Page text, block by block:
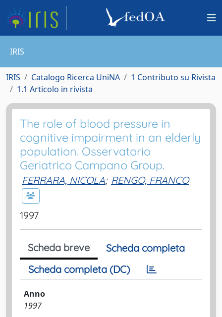
IRIS
IRIS Catalogo Ricerca UniNA
1 Contributo su Rivista
1.1 Articolo in rivista
The role of blood pressure in
cognitive impairment in an elderly
population. Osservatorio
Geriatrico Campano Group.
FERRARA, NICOLA; RENGO, FRANCO
1997
Scheda breve
Scheda completa
Scheda completa (DC)
Anno
1997